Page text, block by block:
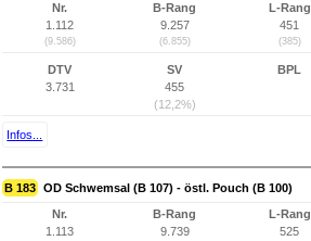
Nr.
1.112
(9.586)
B-Rang
9.257
(6.855)
L-Rang
451
(385)
DTV
3.731
SV
455
(12,2%)
BPL
Infos...
B 183 OD Schwemsal (B 107) - östl. Pouch (B 100)
Nr.
1.113
B-Rang
9.739
L-Rang
525